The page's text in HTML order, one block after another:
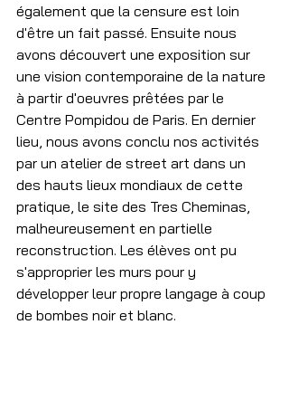
également que la censure est loin
d'être un fait passé. Ensuite nous
avons découvert une exposition sur
une vision contemporaine de la nature
à partir d'oeuvres prêtées par le
Centre Pompidou de Paris. En dernier
lieu, nous avons conclu nos activités
par un atelier de street art dans un
des hauts lieux mondiaux de cette
pratique, le site des Tres Cheminas,
malheureusement en partielle
reconstruction. Les élèves ont pu
s'approprier les murs pour y
développer leur propre langage à coup
de bombes noir et blanc.